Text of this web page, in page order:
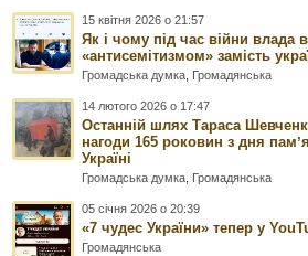
15 квітня 2026 о 21:57
Як і чому під час війни влада
«антисемітизмом» замість
Громадська думка, Громадянська
14 лютого 2026 о 17:47
Останній шлях Тараса
нагоди 165 роковин з дня
Україні
Громадська думка, Громадянська
05 січня 2026 о 20:39
«7 чудес України» тепер у
Громадянська